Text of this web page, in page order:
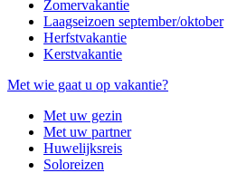
Zomervakantie
Laagseizoen september/oktober
Herfstvakantie
Kerstvakantie
Met wie gaat u op vakantie?
Met uw gezin
Met uw partner
Huwelijksreis
Soloreizen